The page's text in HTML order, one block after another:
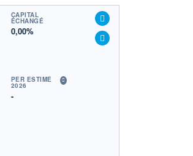
CAPITAL
ÉCHANGÉ
0,00%
PER ESTIMÉ
2026
-